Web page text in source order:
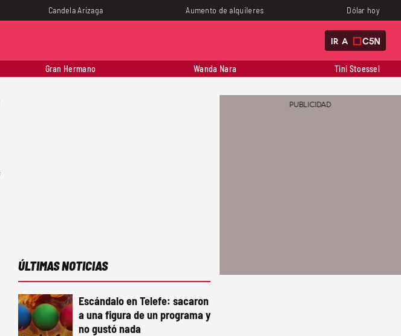
Candela Arizaga Aumento de alquileres Dólar hoy
IR A
Gran Hermano Wanda Nara Tini Stoessel
ÚLTIMAS NOTICIAS
Escándalo en Telefe: sacaron
a una figura de un programa y
no gustó nada